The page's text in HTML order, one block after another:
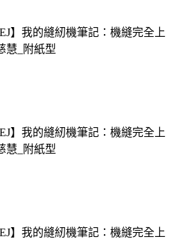
】我的縫紉機筆記：機縫完全上
慧_附紙型
】我的縫紉機筆記：機縫完全上
慧_附紙型
】我的縫紉機筆記：機縫完全上